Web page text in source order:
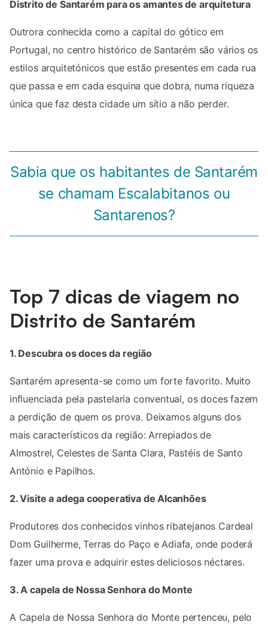
Distrito de Santarém para os amantes de arquitetura
Outrora conhecida como a capital do gótico em
Portugal, no centro histórico de Santarém são vários os
estilos arquitetónicos que estão presentes em cada rua
que passa e em cada esquina que dobra, numa riqueza
única que faz desta cidade um sítio a não perder.
Sabia que os habitantes de Santarém
se chamam Escalabitanos ou
Santarenos?
Top 7 dicas de viagem no
Distrito de Santarém
1. Descubra os doces da região
Santarém apresenta-se como um forte favorito. Muito
influenciada pela pastelaria conventual, os doces fazem
a perdição de quem os prova. Deixamos alguns dos
mais característicos da região: Arrepiados de
Almostrel, Celestes de Santa Clara, Pastéis de Santo
António e Papilhos.
2. Visite a adega cooperativa de Alcanhões
Produtores dos conhecidos vinhos ribatejanos Cardeal
Dom Guilherme, Terras do Paço e Adiafa, onde poderá
fazer uma prova e adquirir estes deliciosos néctares.
3. A capela de Nossa Senhora do Monte
A Capela de Nossa Senhora do Monte pertenceu, pelo